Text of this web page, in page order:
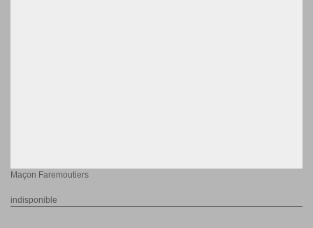
Maçon Faremoutiers
indisponible